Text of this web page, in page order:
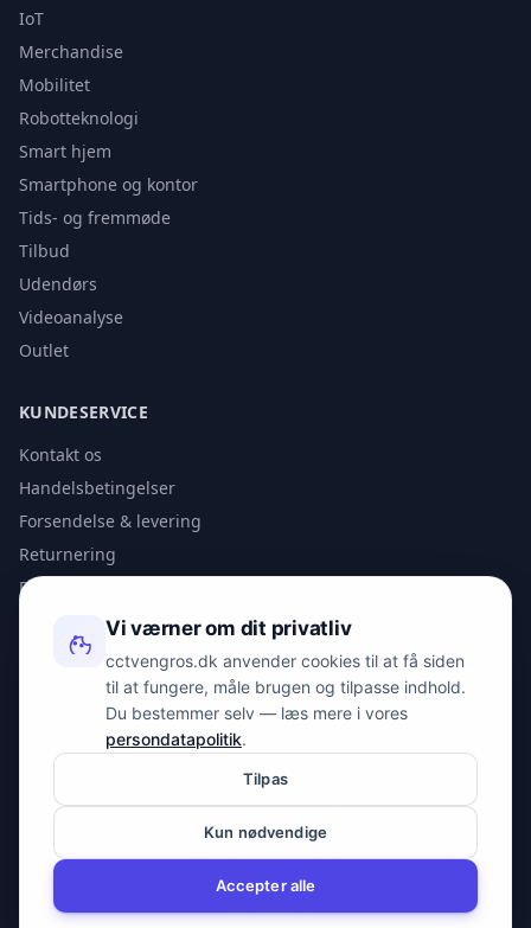
IoT
Merchandise
Mobilitet
Robotteknologi
Smart hjem
Smartphone og kontor
Tids- og fremmøde
Tilbud
Udendørs
Videoanalyse
Outlet
KUNDESERVICE
Kontakt os
Handelsbetingelser
Forsendelse & levering
Returnering
Privatlivspolitik
KONTAKT
info@spyman.dk
Peter Bangs Vej 153, 2000 Frederiksberg
© 2026 cctvengros.dk — En del af Spyman.dk. Alle rettigheder
CVR: 30605675
Vi værner om dit privatliv
cctvengros.dk anvender cookies til at få siden
til at fungere, måle brugen og tilpasse indhold.
Du bestemmer selv — læs mere i vores
persondatapolitik.
Tilpas
Kun nødvendige
Accepter alle